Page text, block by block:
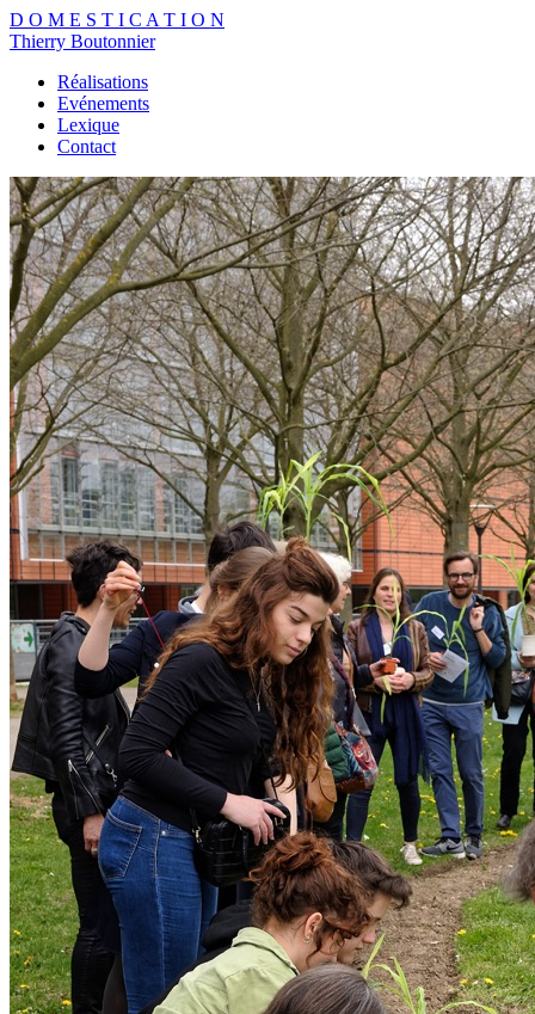
D O M E S T I C A T I O N
Thierry Boutonnier
Réalisations
Evénements
Lexique
Contact